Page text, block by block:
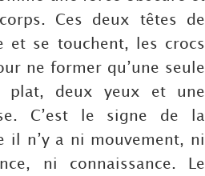
Ces deux têtes de
et se touchent, les crocs
ne former qu’une seule
plat, deux yeux et une
C’est le signe de la
il n’y a ni mouvement, ni
ni connaissance. Le